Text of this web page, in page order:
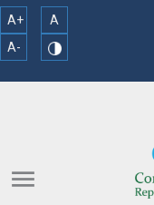
A+
A
A-
menu